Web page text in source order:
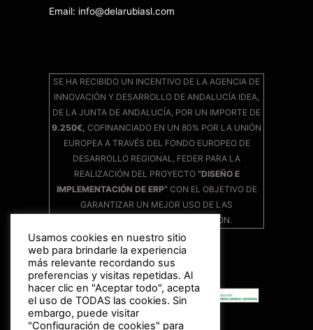
Usamos cookies en nuestro sitio
web para brindarle la experiencia
más relevante recordando sus
preferencias y visitas repetidas. Al
hacer clic en "Aceptar todo", acepta
el uso de TODAS las cookies. Sin
embargo, puede visitar
"Configuración de cookies" para
Email: info@delarubiasl.com
SE HA RECIBIDO UN INCENTIVO DE LA AGENCIA DE
INNOVACIÓN Y DESARROLLO DE ANDALUCÍA IDEA,
DE LA JUNTA DE ANDALUCÍA, POR UN IMPORTE DE
9.250€, COFINANCIADO EN UN 80% POR LA UNIÓN
EUROPEA A TRAVÉS DEL FONDO EUROPEO DE
DESARROLLO REGIONAL, FEDER PARA LA
REALIZACIÓN DEL PROYECTO “DISEÑO E
IMPLEMENTACIÓN DE ERP”CON EL OBJETIVO DE
GARANTIZAR UN MEJOR USO DE LAS
TECNOLOGÍAS DE LA INFORMACIÓN.